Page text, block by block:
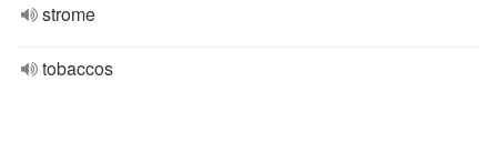
strome
tobaccos